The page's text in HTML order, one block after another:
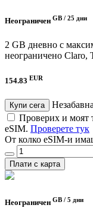
Неограничен GB / 25 дни
2 GB дневно с
неограничено Claro,
154.83 EUR
Купи сега
Проверих и моят
eSIM. Проверете тук
От колко eSIM-и
Плати с карта
Неограничен GB / 5 дни